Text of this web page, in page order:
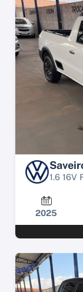
1.6 16V
2025